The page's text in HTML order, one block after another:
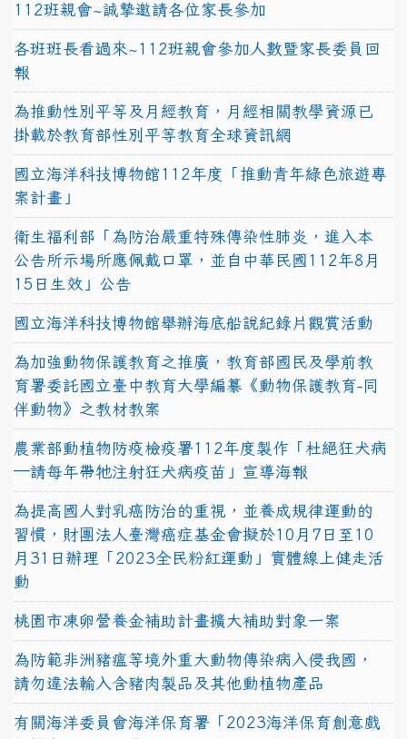
112班親會~誠摯邀請各位家長參加
各班班長看過來~112班親會參加人數暨家長委員回
報
為推動性別平等及月經教育，月經相關教學資源已
掛載於教育部性別平等教育全球資訊網
國立海洋科技博物館112年度「推動青年綠色旅遊專
案計畫」
衛生福利部「為防治嚴重特殊傳染性肺炎，進入本
公告所示場所應佩戴口罩，並自中華民國112年8月
15日生效」公告
國立海洋科技博物館舉辦海底船說紀錄片觀賞活動
為加強動物保護教育之推廣，教育部國民及學前教
育署委託國立臺中教育大學編纂《動物保護教育-同
伴動物》之教材教案
農業部動植物防疫檢疫署112年度製作「杜絕狂犬病
—請每年帶牠注射狂犬病疫苗」宣導海報
為提高國人對乳癌防治的重視，並養成規律運動的
習慣，財團法人臺灣癌症基金會擬於10月7日至10
月31日辦理「2023全民粉紅運動」實體線上健走活
動
桃園市凍卵營養金補助計畫擴大補助對象一案
為防範非洲豬瘟等境外重大動物傳染病入侵我國，
請勿違法輸入含豬肉製品及其他動植物產品
有關海洋委員會海洋保育署「2023海洋保育創意戲